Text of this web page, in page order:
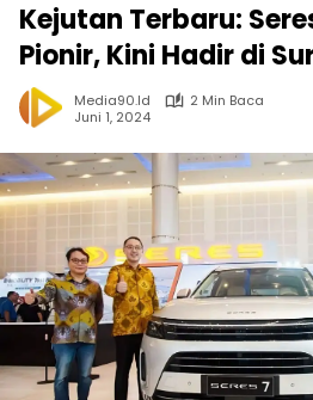
Kejutan Terbaru:
Pionir, Kini Hadir di
Media90.id
2 Min Baca
Juni 1, 2024